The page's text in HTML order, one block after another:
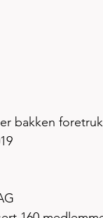
bakken